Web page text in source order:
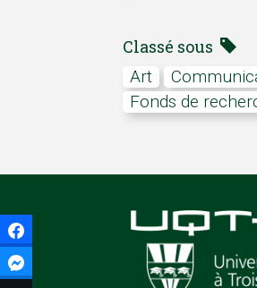
Classé sous
art
Fonds de
Facebook Messenger